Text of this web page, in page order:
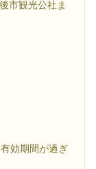
市観光公社ま
効期間が過ぎ